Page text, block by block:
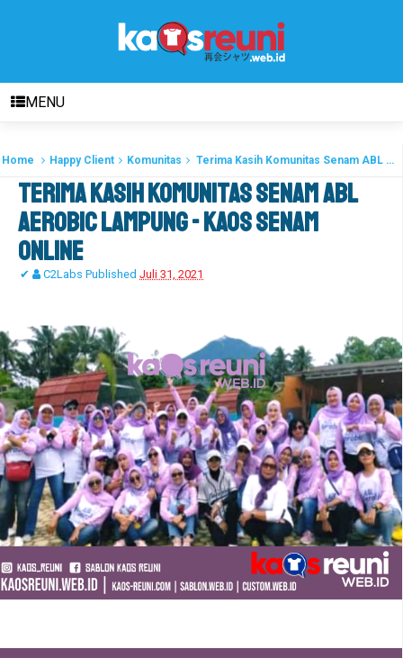
MENU
Home Happy Client Komunitas Terima Kasih Komunitas Senam ABL Aerobic Lampung - Kaos Senam Online
Terima Kasih Komunitas Senam ABL
Aerobic Lampung - Kaos Senam
Online
✔ C2Labs Published Juli 31, 2021